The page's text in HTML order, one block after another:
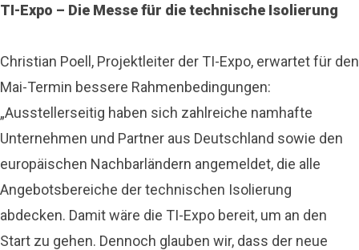
TI-Expo – Die Messe für die technische Isolierung
Christian Poell, Projektleiter der TI-Expo, erwartet für den
Mai-Termin bessere Rahmenbedingungen:
„Ausstellerseitig haben sich zahlreiche namhafte
Unternehmen und Partner aus Deutschland sowie den
europäischen Nachbarländern angemeldet, die alle
Angebotsbereiche der technischen Isolierung
abdecken. Damit wäre die TI-Expo bereit, um an den
Start zu gehen. Dennoch glauben wir, dass der neue